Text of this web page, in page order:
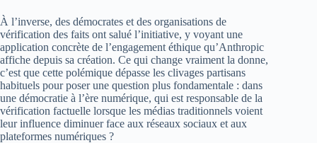
À l’inverse, des démocrates et des organisations de
vérification des faits ont salué l’initiative, y voyant une
application concrète de l’engagement éthique qu’Anthropic
affiche depuis sa création. Ce qui change vraiment la donne,
c’est que cette polémique dépasse les clivages partisans
habituels pour poser une question plus fondamentale : dans
une démocratie à l’ère numérique, qui est responsable de la
vérification factuelle lorsque les médias traditionnels voient
leur influence diminuer face aux réseaux sociaux et aux
plateformes numériques ?